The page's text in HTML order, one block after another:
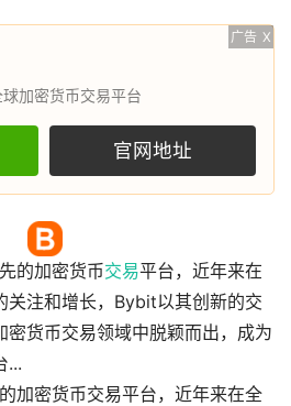
广告 X
加密货币交易平台
官网地址
的加密货币交易平台，近年来在
关注和增长，Bybit以其创新的交
密货币交易领域中脱颖而出，成为
...
加密货币交易平台，近年来在全